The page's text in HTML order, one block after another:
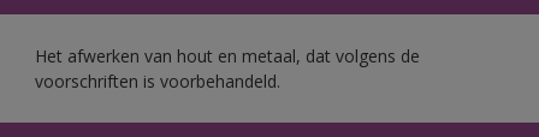
Het afwerken van hout en metaal, dat volgens de
voorschriften is voorbehandeld.